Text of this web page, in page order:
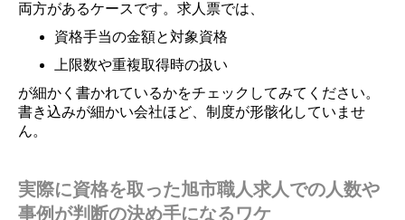
両方があるケースです。求人票では、
資格手当の金額と対象資格
上限数や重複取得時の扱い
が細かく書かれているかをチェックしてみてください。
書き込みが細かい会社ほど、制度が形骸化していませ
ん。
実際に資格を取った旭市職人求人での人数や
事例が判断の決め手になるワケ